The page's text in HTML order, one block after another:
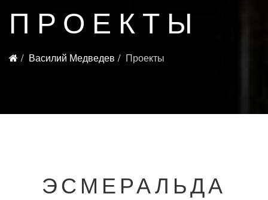
ПРОЕКТЫ
Василий Медведев Проекты
ЭСМЕРАЛЬДА